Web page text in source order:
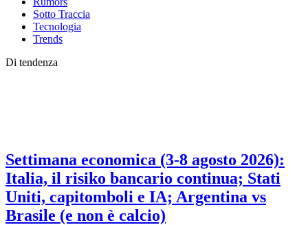
Sotto Traccia
Tecnologia
Trends
Di tendenza
Settimana economica (3-8 agosto 2026):
Italia, il risiko bancario continua; Stati
Uniti, capitomboli e IA; Argentina vs
Brasile (e non è calcio)